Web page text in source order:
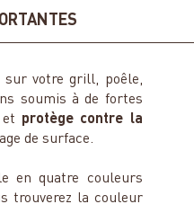
sur votre grill, poêle,
soumis à de fortes
protège contre la
de surface.
en quatre couleurs
trouverez la couleur